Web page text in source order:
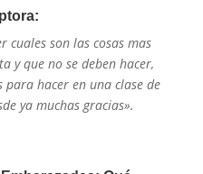
cuales son las cosas mas
y que no se deben hacer,
hacer en una clase de
ya muchas gracias».